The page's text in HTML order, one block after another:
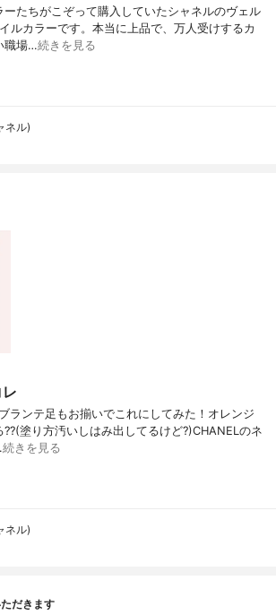
ーたちがこぞって購入していたシャネルのヴェル
ルカラーです。本当に上品で、万人受けするカ
職場…続きを見る
ネル)
ランテ足もお揃いでこれにしてみた！オレンジ
塗り方汚いしはみ出してるけど?)CHANELのネ
続きを見る
ネル)
だきます